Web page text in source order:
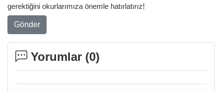
gerektiğini okurlarımıza önemle hatırlatırız!
Gönder
Yorumlar (0)